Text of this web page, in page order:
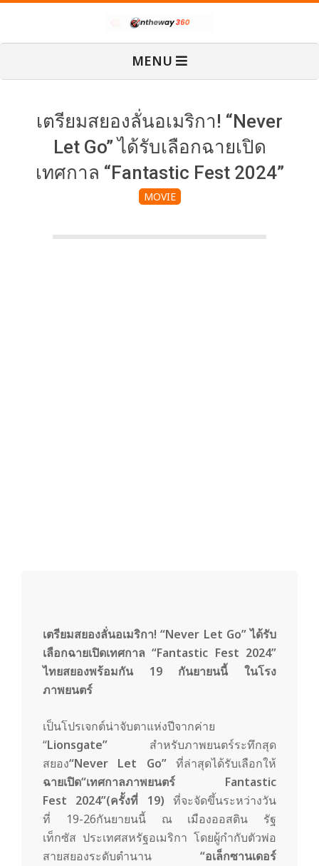
content
O
n
MENU
เตรียมสยองลั่นอเมริกา! “Never
Let Go” ได้รับเลือกฉายเปิด
เทศกาล “Fantastic Fest 2024”
MOVIE
เตรียมสยองลั่นอเมริกา! “Never Let Go” ได้รับ
เลือกฉายเปิดเทศกาล “Fantastic Fest 2024”
ไทยสยองพร้อมกัน 19 กันยายนนี้ ในโรง
ภาพยนตร์
เป็นโปรเจกต์น่าจับตาแห่งปีจากค่าย
“Lionsgate” สำหรับภาพยนตร์ระทึกสุด
สยอง“Never Let Go”ที่ล่าสุดได้รับเลือกให้
ฉายเปิด“เทศกาลภาพยนตร์
Fantastic
Fest
2024”(ครั้งที่ 19) ที่จะจัดขึ้นระหว่างวัน
ที่ 19-26กันยายนนี้ ณ เมืองออสติน รัฐ
เท็กซัส ประเทศสหรัฐอเมริกา โดยผู้กำกับตัวพ่อ
สายสยองระดับตำนาน “อเล็กซานเดอร์